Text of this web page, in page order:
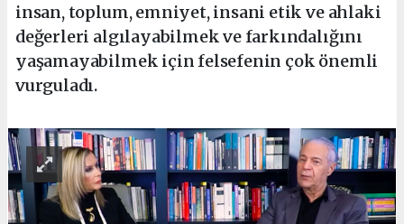
insan, toplum, emniyet, insani etik ve ahlaki
değerleri algılayabilmek ve farkındalığını
yaşamayabilmek için felsefenin çok önemli
vurguladı.